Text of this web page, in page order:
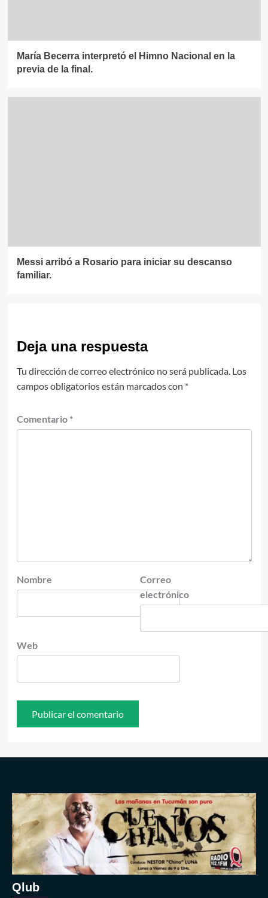
María Becerra interpretó el Himno Nacional en la
previa de la final.
Messi arribó a Rosario para iniciar su descanso
familiar.
Deja una respuesta
Tu dirección de correo electrónico no será publicada. Los
campos obligatorios están marcados con *
Comentario *
Nombre
Correo
electrónico
Web
Qlub